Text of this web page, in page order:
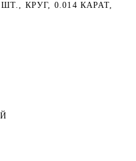
КРУГ, 0.014 КАРАТ,